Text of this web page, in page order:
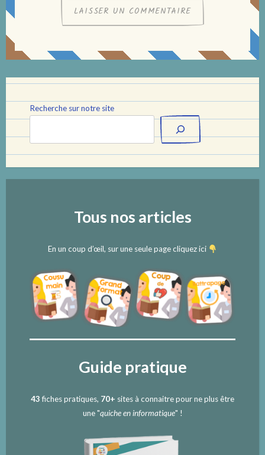
Recherche sur notre site
Tous nos articles
En un coup d’œil, sur une seule page cliquez ici
Guide pratique
43fiches pratiques, 70+ sites à connaitre pour ne plus être
une "quiche en informatique" !